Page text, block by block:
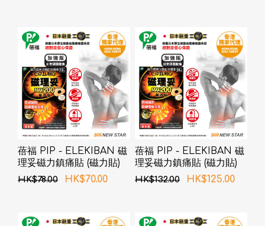
蓓福 PIP - ELEKIBAN 磁
理妥磁力鎮痛貼 (磁力貼)
200MT 12粒
HK$78.00 HK$70.00
蓓福 PIP - ELEKIBAN 磁
理妥磁力鎮痛貼 (磁力貼)
200MT 24粒
HK$132.00 HK$125.00